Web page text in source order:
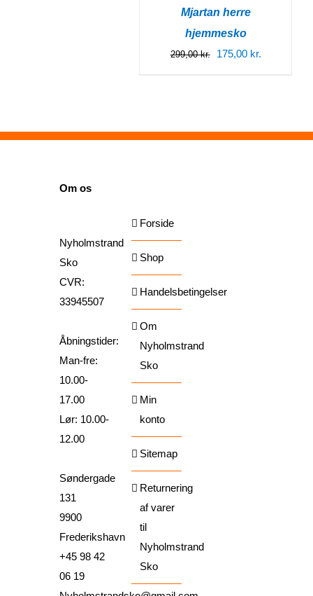
Mjartan herre
hjemmesko
299,00kr.
Den
299,00 kr..
175,00 kr.
175,00 kr..
Om os
Nyholmstrand
Sko
CVR:
33945507
Åbningstider:
Man-fre:
10.00-
17.00
Lør: 10.00-
12.00
Søndergade
131
9900
Frederikshavn
+45 98 42
06 19
Forside
Shop
Handelsbetingelser
Om
Nyholmstrand
Sko
Min
konto
Sitemap
Returnering
af varer
til
Nyholmstrand
Sko